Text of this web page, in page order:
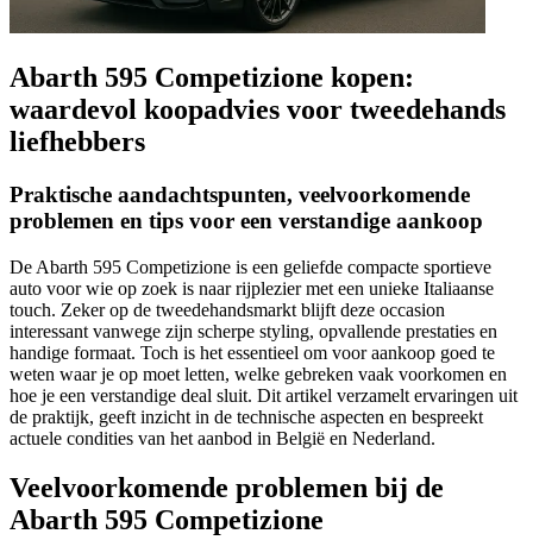
Abarth 595 Competizione kopen:
waardevol koopadvies voor tweedehands
liefhebbers
Praktische aandachtspunten, veelvoorkomende
problemen en tips voor een verstandige aankoop
De Abarth 595 Competizione is een geliefde compacte sportieve
auto voor wie op zoek is naar rijplezier met een unieke Italiaanse
touch. Zeker op de tweedehandsmarkt blijft deze occasion
interessant vanwege zijn scherpe styling, opvallende prestaties en
handige formaat. Toch is het essentieel om voor aankoop goed te
weten waar je op moet letten, welke gebreken vaak voorkomen en
hoe je een verstandige deal sluit. Dit artikel verzamelt ervaringen uit
de praktijk, geeft inzicht in de technische aspecten en bespreekt
actuele condities van het aanbod in België en Nederland.
Veelvoorkomende problemen bij de
Abarth 595 Competizione